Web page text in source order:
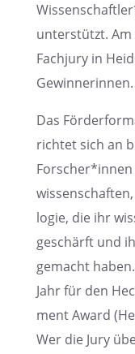
unter­stützt. Am
Fachjury in
Gewinnerinnen.
Das
richtet sich an
lo­gie, die ihr
geschärft und
gemacht
Jahr für den
ment Award
Wer die Jury